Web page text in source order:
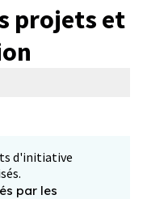
projets et
d'initiative
par les